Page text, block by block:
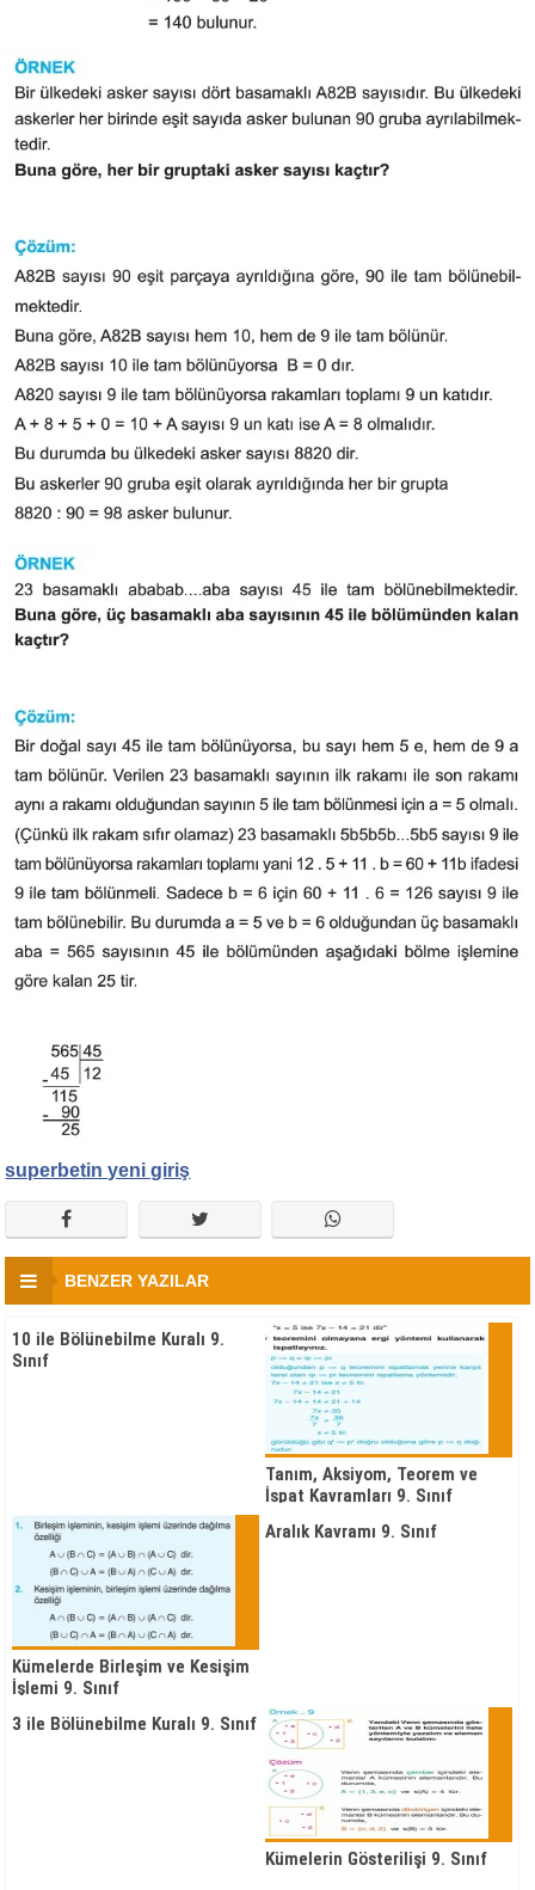
superbetin yeni giriş
BENZER YAZILAR
10 ile Bölünebilme Kuralı 9.
Sınıf
Tanım, Aksiyom, Teorem ve
İspat Kavramları 9. Sınıf
Kümelerde Birleşim ve Kesişim
İşlemi 9. Sınıf
Aralık Kavramı 9. Sınıf
3 ile Bölünebilme Kuralı 9. Sınıf
Kümelerin Gösterilişi 9. Sınıf